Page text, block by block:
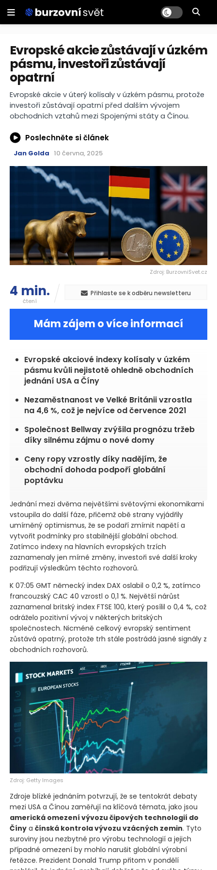
Evropské akcie zůstávají v úzkém
pásmu, investoři zůstávají
opatrní
Evropské akcie v úterý kolísaly v úzkém pásmu, protože
investoři zůstávají opatrní před dalším vývojem
obchodních vztahů mezi Spojenými státy a Čínou.
Poslechněte si článek
Jan Golda 10 června, 2025
Zdroj: BurzovniSvet.cz
4 min.
čtení
Přihlaste se k odběru newsletteru
Mám zájem o více informací
Evropské akciové indexy kolísaly v úzkém
pásmu kvůli nejistotě ohledně obchodních
jednání USA a Číny
Nezaměstnanost ve Velké Británii vzrostla
na 4,6 %, což je nejvíce od července 2021
Společnost Bellway zvýšila prognózu tržeb
díky silnému zájmu o nové domy
Ceny ropy vzrostly díky nadějím, že
obchodní dohoda podpoří globální
poptávku
Jednání mezi dvěma největšími světovými ekonomikami
vstoupila do další fáze, přičemž obě strany vyjádřily
umírněný optimismus, že se podaří zmírnit napětí a
vytvořit podmínky pro stabilnější globální obchod.
Zatímco indexy na hlavních evropských trzích
zaznamenaly jen mírné změny, investoři své další kroky
podřizují výsledkům těchto rozhovorů.
K 07:05 GMT německý index DAX oslabil o 0,2 %, zatímco
francouzský CAC 40 vzrostl o 0,1 %. Největší nárůst
zaznamenal britský index FTSE 100, který posílil o 0,4 %, což
odráželo pozitivní vývoj v některých britských
společnostech. Nicméně celkový evropský sentiment
zůstává opatrný, protože trh stále postrádá jasné signály z
obchodních rozhovorů.
Zdroj: Getty Images
Zdroje blízké jednáním potvrzují, že se tentokrát debaty
mezi USA a Čínou zaměřují na klíčová témata, jako jsou
americká omezení vývozu čipových technologií do
Číny a čínská kontrola vývozu vzácných zemin. Tyto
suroviny jsou nezbytné pro výrobu technologií a jejich
případné omezení by mohlo narušit globální výrobní
řetězce. Prezident Donald Trump přitom v pondělí